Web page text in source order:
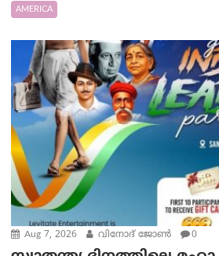
AMERICA
Aug 7, 2026 വിനോദ് ജോൺ 0